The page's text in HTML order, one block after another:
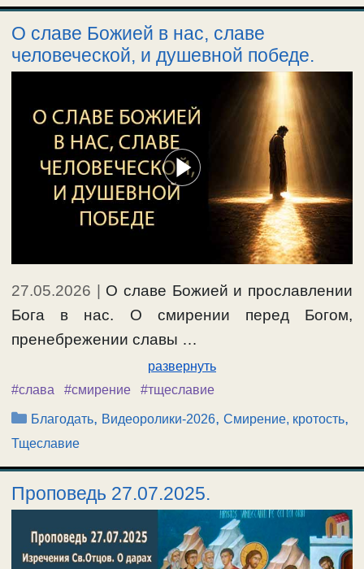
О славе Божией в нас, славе
человеческой, и душевной победе.
27.05.2026
О славе Божией и прославлении
Бога в нас. О смирении перед Богом,
пренебрежении славы …
развернуть
#слава
#смирение #тщеславие
Рубрики
Благодать, Видеоролики-2026,Смирение, кротость,
Тщеславие
Проповедь 27.07.2025.